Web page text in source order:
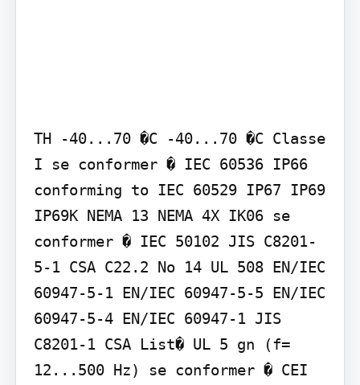
TH -40...70 �C -40...70 �C Classe
I se conformer � IEC 60536 IP66
conforming to IEC 60529 IP67 IP69
IP69K NEMA 13 NEMA 4X IK06 se
conformer � IEC 50102 JIS C8201-
5-1 CSA C22.2 No 14 UL 508 EN/IEC
60947-5-1 EN/IEC 60947-5-5 EN/IEC
60947-5-4 EN/IEC 60947-1 JIS
C8201-1 CSA List� UL 5 gn (f=
12...500 Hz) se conformer � CEI